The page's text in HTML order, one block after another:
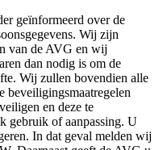
geïnformeerd over de
Wij zijn
van de AVG en wij
dan nodig is om de
Wij zullen bovendien alle
beveiligingsmaatregelen
en deze te
gebruik of aanpassing. U
In dat geval melden wij